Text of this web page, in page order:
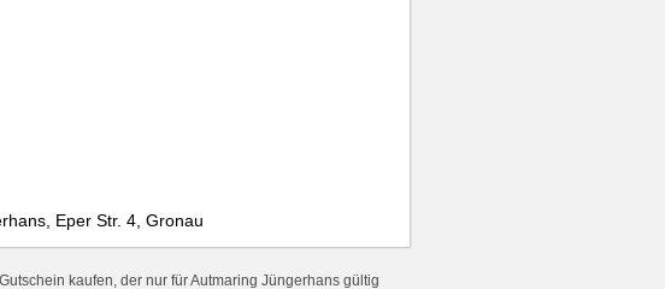
Eper Str. 4, Gronau
kaufen, der nur für Autmaring Jüngerhans gültig